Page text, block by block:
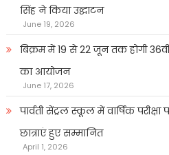
सिंह ने किया उद्घाटन
June 19, 2026
बिक्रम में 19 से 22 जून तक होगी
का आयोजन
June 17, 2026
पार्वती सेंट्रल स्कूल में वार्षिक परीक्षा
छात्राएं हुए सम्मानित
April 1, 2026